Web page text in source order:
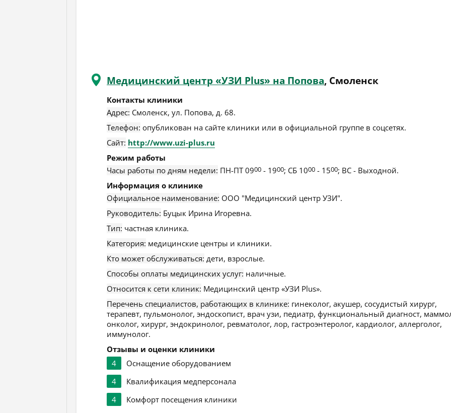
Медицинский центр «УЗИ Plus» на Попова, Смоленск
Контакты клиники
Адрес: Смоленск, ул. Попова, д. 68.
Телефон: опубликован на сайте клиники или в официальной группе в соцсетях.
Сайт: http://www.uzi-plus.ru
Режим работы
Часы работы по дням недели: ПН-ПТ 0900 - 1900; СБ 1000 - 1500; ВС - Выходной.
Информация о клинике
Официальное наименование: ООО "Медицинский центр УЗИ".
Руководитель: Буцык Ирина Игоревна.
Тип: частная клиника.
Категория: медицинские центры и клиники.
Кто может обслуживаться: дети, взрослые.
Способы оплаты медицинских услуг: наличные.
Относится к сети клиник: Медицинский центр «УЗИ Plus».
Перечень специалистов, работающих в клинике: гинеколог, акушер, сосудистый хирург,
терапевт, пульмонолог, эндоскопист, врач узи, педиатр, функциональный диагност,
онколог, хирург, эндокринолог, ревматолог, лор, гастроэнтеролог, кардиолог, аллерголог,
иммунолог.
Отзывы и оценки клиники
4
Оснащение оборудованием
4
Квалификация медперсонала
4
Комфорт посещения клиники